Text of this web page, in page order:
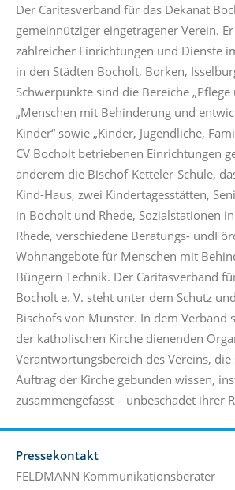
Der Caritasverband für das Dekanat
gemeinnütziger eingetragener Verein.
zahlreicher Einrichtungen und Dienste
in den Städten Bocholt, Borken,
Schwerpunkte sind die Bereiche „Pflege
„Menschen mit Behinderung und
Kinder“ sowie „Kinder, Jugendliche,
CV Bocholt betriebenen Einrichtungen
anderem die Bischof-Ketteler-Schule,
Kind-Haus, zwei Kindertagesstätten,
in Bocholt und Rhede, Sozialstationen
Rhede, verschiedene Beratungs-
Wohnangebote für Menschen mit
Büngern Technik. Der Caritasverband
Bocholt e. V. steht unter dem Schutz
Bischofs von Münster. In dem Verband
der katholischen Kirche dienenden
Verantwortungsbereich des Vereins, die
Auftrag der Kirche gebunden wissen,
zusammengefasst – unbeschadet ihrer
Pressekontakt
FELDMANN Kommunikationsberater